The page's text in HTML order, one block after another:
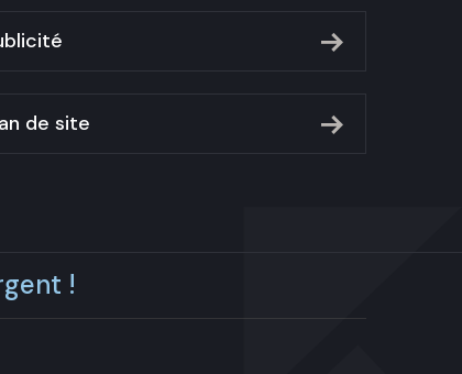
de site
!